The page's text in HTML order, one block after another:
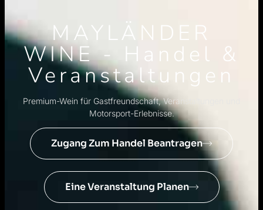
MAYLÄNDER
WINE - Handel &
Veranstaltungen
Premium-Wein für Gastfreundschaft, Veranstaltungen und
Motorsport-Erlebnisse.
Zugang Zum Handel Beantragen
Eine Veranstaltung Planen